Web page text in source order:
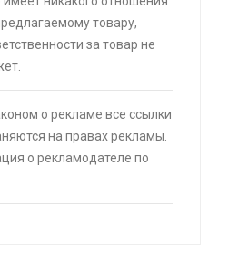
скидка 4320₽,
сработает не у
по 18 января (30 — 50%)
товару,
за товар не
о рекламе все ссылки
на правах рекламы.
о рекламодателе по